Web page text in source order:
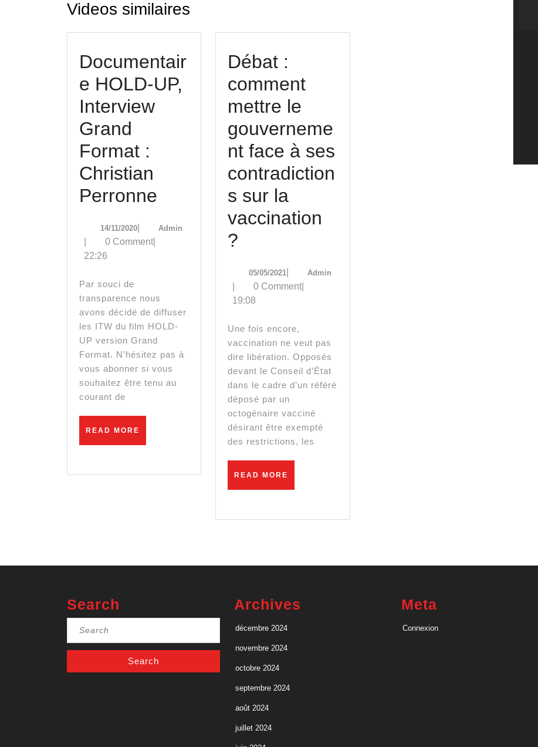
Videos similaires
Documentair
e HOLD-UP,
Interview
Grand
Format :
Christian
Perronne Documentaire
Format
:
Christian
Perronne
14/11/202014/11/2020
Admin
0 Comment
22:26
Par souci de
transparence nous
avons décidé de diffuser
les ITW du film HOLD-
UP version Grand
Format. N’hésitez pas à
vous abonner si vous
souhaitez être tenu au
courant de
READ MORE
Débat :
comment
mettre le
gouverneme
nt face à ses
contradiction
s sur la
vaccination
?
comment
mettre
le
gouvernement
face
à
ses
contradictions
sur
la
05/05/202105/05/2021
Admin
0 Comment
19:08
Une fois encore,
vaccination ne veut pas
dire libération. Opposés
devant le Conseil d’État
dans le cadre d’un référé
déposé par un
octogénaire vacciné
désirant être exempté
des restrictions, les
READ MORE
Search Archives
décembre 2024
novembre 2024
octobre 2024
septembre 2024
août 2024
juillet 2024
Meta
Connexion